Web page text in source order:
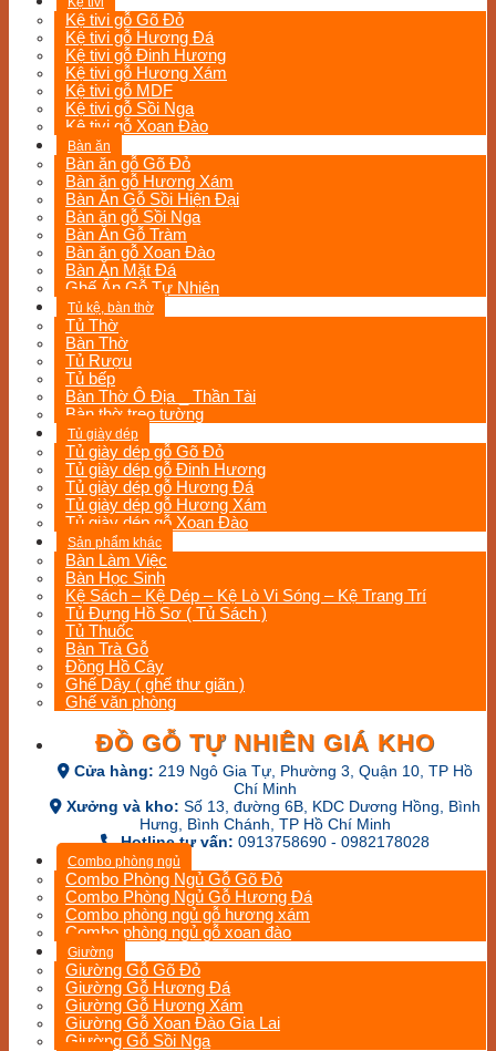
Kệ tivi gỗ Gõ Đỏ
Kệ tivi gỗ Hương Đá
Kệ tivi gỗ Đinh Hương
Kệ tivi gỗ Hương Xám
Kệ tivi gỗ MDF
Kệ tivi gỗ Sồi Nga
Kệ tivi gỗ Xoan Đào
Bàn ăn
Bàn ăn gỗ Gõ Đỏ
Bàn ăn gỗ Hương Xám
Bàn Ăn Gỗ Sồi Hiện Đại
Bàn ăn gỗ Sồi Nga
Bàn Ăn Gỗ Tràm
Bàn ăn gỗ Xoan Đào
Bàn Ăn Mặt Đá
Ghế Ăn Gỗ Tự Nhiên
Tủ kệ, bàn thờ
Tủ Thờ
Bàn Thờ
Tủ Rượu
Tủ bếp
Bàn Thờ Ô Địa _ Thần Tài
Bàn thờ treo tường
Tủ giày dép
Tủ giày dép gỗ Gõ Đỏ
Tủ giày dép gỗ Đinh Hương
Tủ giày dép gỗ Hương Đá
Tủ giày dép gỗ Hương Xám
Tủ giày dép gỗ Xoan Đào
Sản phẩm khác
Bàn Làm Việc
Bàn Học Sinh
Kệ Sách – Kệ Dép – Kệ Lò Vi Sóng – Kệ Trang Trí
Tủ Đựng Hồ Sơ ( Tủ Sách )
Tủ Thuốc
Bàn Trà Gỗ
Đồng Hồ Cây
Ghế Dây ( ghế thư giãn )
Ghế văn phòng
ĐỒ GỖ TỰ NHIÊN GIÁ KHO
Cửa hàng: 219 Ngô Gia Tự, Phường 3, Quận 10, TP Hồ
Chí Minh
Xưởng và kho: Số 13, đường 6B, KDC Dương Hồng, Bình
Hưng, Bình Chánh, TP Hồ Chí Minh
Hotline tư vấn: 0913758690 - 0982178028
Combo phòng ngủ
Combo Phòng Ngủ Gỗ Gõ Đỏ
Combo Phòng Ngủ Gỗ Hương Đá
Combo phòng ngủ gỗ hương xám
Combo phòng ngủ gỗ xoan đào
Giường
Giường Gỗ Gõ Đỏ
Giường Gỗ Hương Đá
Giường Gỗ Hương Xám
Giường Gỗ Xoan Đào Gia Lai
Giường Gỗ Sồi Nga